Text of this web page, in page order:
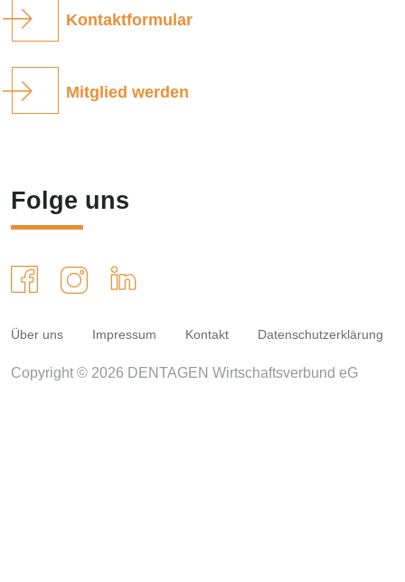
Kontaktformular
Mitglied werden
Folge uns
Über uns Impressum Kontakt Datenschutzerklärung
Copyright © 2026 DENTAGEN Wirtschaftsverbund eG